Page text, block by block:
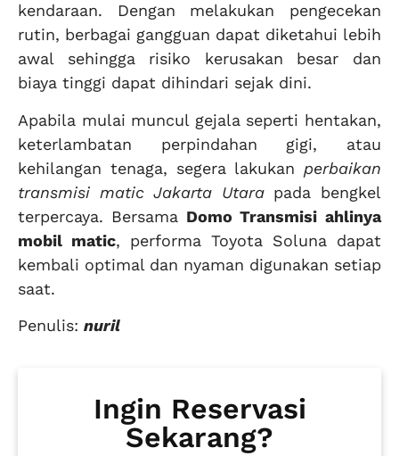
kendaraan. Dengan melakukan pengecekan
rutin, berbagai gangguan dapat diketahui lebih
awal sehingga risiko kerusakan besar dan
biaya tinggi dapat dihindari sejak dini.
Apabila mulai muncul gejala seperti hentakan,
keterlambatan perpindahan gigi, atau
kehilangan tenaga, segera lakukan perbaikan
transmisi matic Jakarta Utarapada bengkel
terpercaya. Bersama Domo Transmisi ahlinya
mobil matic, performa Toyota Soluna dapat
kembali optimal dan nyaman digunakan setiap
saat.
Penulis: nuril
Ingin Reservasi
Sekarang?